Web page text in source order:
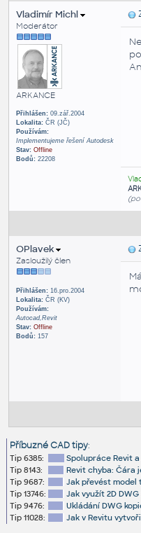
Vladimír Michl
Moderátor
ARKANCE
Přihlášen:09.zář.2004
Lokalita:ČR (JČ)
Používám:
Implementujeme řešení Autodesk
Stav: Offline
Bodů:22208
OPlavek
Zasloužilý člen
Přihlášen:16.pro.2004
Lokalita:ČR (KV)
Používám:
Autocad,Revit
Stav: Offline
Bodů:157
Příbuzné CAD tipy:
Tip 6385:
Spolupráce Revit
Tip 8143:
Revit chyba: Čára
Tip 9687:
Jak převést model
Tip 13746:
Jak využít 2D
Tip 9476:
Ukládání DWG
Tip 11028:
Jak v Revitu